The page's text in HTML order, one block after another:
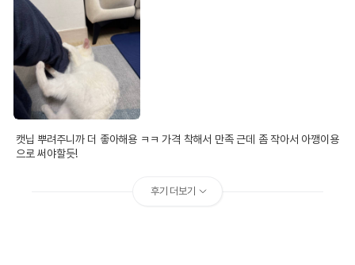
캣닙 뿌려주니까 더 좋아해용 ㅋㅋ 가격 착해서 만족 근데 좀 작아서 아깽이용
으로 써야할듯!
후기 더보기